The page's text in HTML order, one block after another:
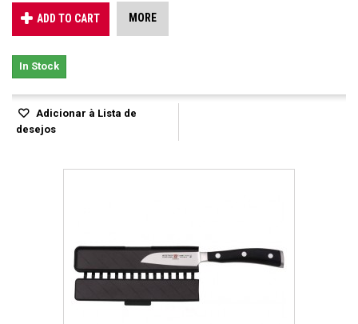
ADD TO CART MORE
In Stock
Adicionar à Lista de
desejos